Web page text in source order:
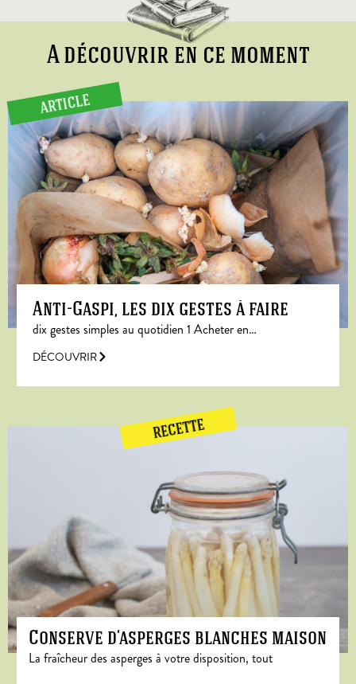
A découvrir en ce moment
ARTICLE
Anti-Gaspi, les dix gestes à faire
dix gestes simples au quotidien 1 Acheter en…
DÉCOUVRIR
RECETTE
Conserve d’asperges blanches maison
La fraîcheur des asperges à votre disposition, tout